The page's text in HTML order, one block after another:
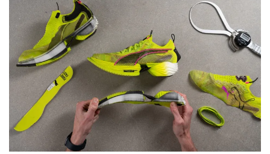
Antepié
marca
32.0 mm 35.0 mm 32.0 mm
Anchuras
disponibles
Estándar
Estándar
Ancho
Estándar
friendly
✓ ✗
Verano
Todas las
Todas las
estaciones
Todas las
estaciones